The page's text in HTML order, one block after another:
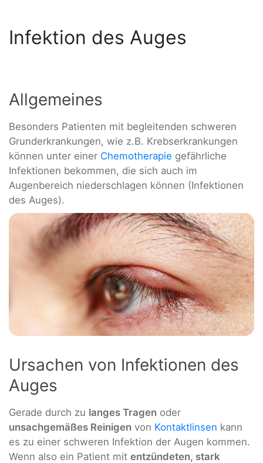
Infektion des Auges
Allgemeines
Besonders Patienten mit begleitenden schweren
Grunderkrankungen, wie z.B. Krebserkrankungen
können unter einer Chemotherapie gefährliche
Infektionen bekommen, die sich auch im
Augenbereich niederschlagen können (Infektionen
des Auges).
Ursachen von Infektionen des
Auges
Gerade durch zu langes Tragen oder
unsachgemäßes Reinigen von Kontaktlinsen kann
es zu einer schweren Infektion der Augen kommen.
Wenn also ein Patient mit entzündeten, stark